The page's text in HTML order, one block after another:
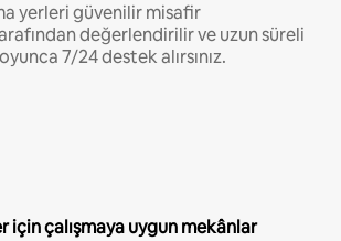
yerleri güvenilir misafir
değerlendirilir ve uzun süreli
7/24 destek alırsınız.
çalışmaya uygun mekânlar